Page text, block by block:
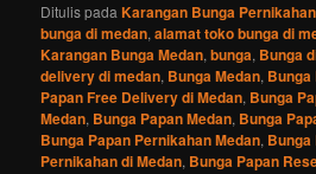
Ditulis pada Karangan Bunga Pernikahan
bunga di medan,alamat toko bunga di
Karangan Bunga Medan,bunga, Bunga
delivery di medan, Bunga Medan, Bunga
Papan Free Delivery di Medan, Bunga
Medan, Bunga Papan Medan, Bunga
Bunga Papan Pernikahan Medan, Bunga
Pernikahan di Medan, Bunga Papan